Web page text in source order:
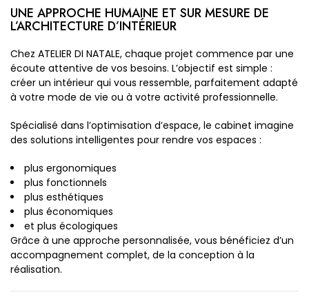
UNE APPROCHE HUMAINE ET SUR MESURE DE
L’ARCHITECTURE D’INTÉRIEUR
Chez ATELIER DI NATALE, chaque projet commence par une
écoute attentive de vos besoins. L’objectif est simple :
créer un intérieur qui vous ressemble, parfaitement adapté
à votre mode de vie ou à votre activité professionnelle.
Spécialisé dans l’optimisation d’espace, le cabinet imagine
des solutions intelligentes pour rendre vos espaces :
plus ergonomiques
plus fonctionnels
plus esthétiques
plus économiques
et plus écologiques
Grâce à une approche personnalisée, vous bénéficiez d’un
accompagnement complet, de la conception à la
réalisation.